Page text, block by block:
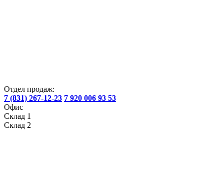
Отдел продаж:
7 (831) 267-12-23 7 920 006 93 53
Офис
Склад 1
Склад 2